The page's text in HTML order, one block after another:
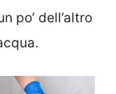
po’ dell’altro